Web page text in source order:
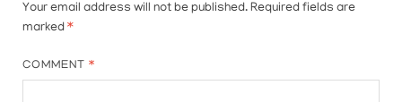
Your email address will not be published. Required fields are
marked *
COMMENT*